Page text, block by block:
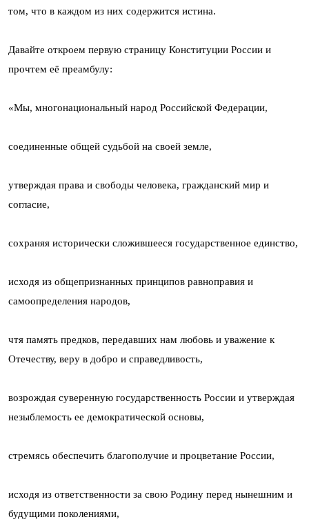
том, что в каждом из них содержится истина.
Давайте откроем первую страницу Конституции России и
прочтем её преамбулу:
«Мы, многонациональный народ Российской Федерации,
соединенные общей судьбой на своей земле,
утверждая права и свободы человека, гражданский мир и
согласие,
сохраняя исторически сложившееся государственное единство,
исходя из общепризнанных принципов равноправия и
самоопределения народов,
чтя память предков, передавших нам любовь и уважение к
Отечеству, веру в добро и справедливость,
возрождая суверенную государственность России и утверждая
незыблемость ее демократической основы,
стремясь обеспечить благополучие и процветание России,
исходя из ответственности за свою Родину перед нынешним и
будущими поколениями,